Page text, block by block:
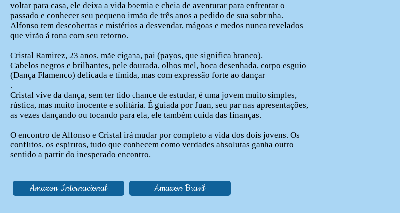
voltar para casa, ele deixa a vida boemia e cheia de aventurar para enfrentar o
passado e conhecer seu pequeno irmão de três anos a pedido de sua sobrinha.
Alfonso tem descobertas e mistérios a desvendar, mágoas e medos nunca revelados
que virão á tona com seu retorno.
Cristal Ramirez, 23 anos, mãe cigana, pai (payos, que significa branco).
Cabelos negros e brilhantes, pele dourada, olhos mel, boca desenhada, corpo esguio
(Dança Flamenco) delicada e tímida, mas com expressão forte ao dançar
.
Cristal vive da dança, sem ter tido chance de estudar, é uma jovem muito simples,
rústica, mas muito inocente e solitária. É guiada por Juan, seu par nas apresentações,
as vezes dançando ou tocando para ela, ele também cuida das finanças.
O encontro de Alfonso e Cristal irá mudar por completo a vida dos dois jovens. Os
conflitos, os espíritos, tudo que conhecem como verdades absolutas ganha outro
sentido a partir do inesperado encontro.
Amazon Internacional Amazon Brasil